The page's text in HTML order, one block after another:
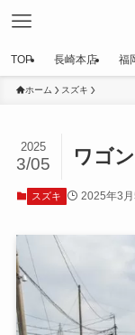
TOP 長崎本店 福
ホーム スズキ
ワゴ
2025
3/05
スズキ 2025年3月